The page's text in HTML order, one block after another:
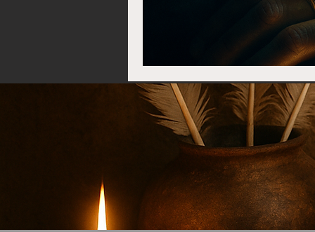
Comment récupérer sa
Rituel pour avorter une
Multiplier son argent